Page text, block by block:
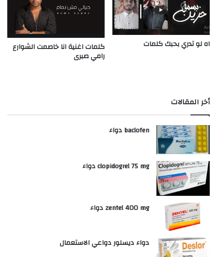
اه لو تدري بحبك كلمات كلمات اغنية انا خاصمت الشوارع
رامي صبرى
أخر المقالات
baclofen دواء
clopidogrel 75 mg دواء
zentel 400 mg دواء
دواء ديسلور دواعي الاستعمال